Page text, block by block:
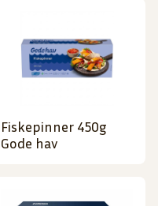
Fiskepinner 450g
Gode hav